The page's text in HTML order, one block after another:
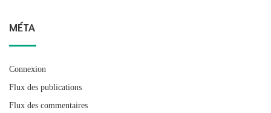
MÉTA
Connexion
Flux des publications
Flux des commentaires